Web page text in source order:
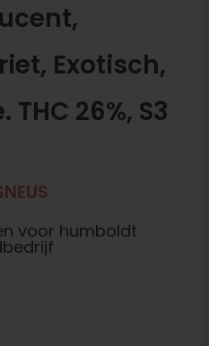
Exotisch,
26%, S3